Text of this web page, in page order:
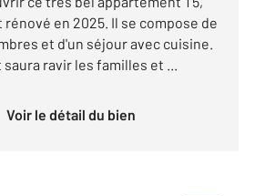
en 2025. Il se compose de
et d'un séjour avec cuisine.
ravir les familles et ...
Voir le détail du bien